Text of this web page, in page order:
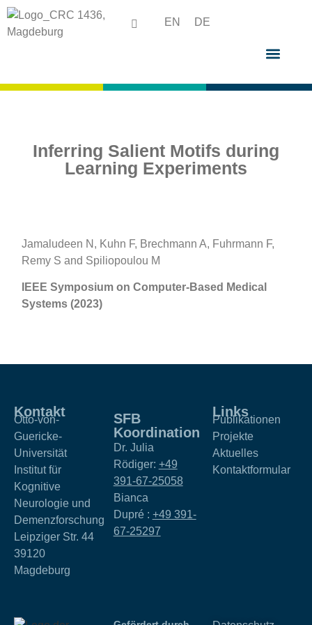
EN DE
Inferring Salient Motifs during
Learning Experiments
Jamaludeen N, Kuhn F, Brechmann A, Fuhrmann F,
Remy S and Spiliopoulou M
IEEE Symposium on Computer-Based Medical
Systems (2023)
Kontakt
Otto-von-
Guericke-
Universität
Institut für
Kognitive
Neurologie und
Demenzforschung
Leipziger Str. 44
39120
Magdeburg
SFB
Koordination
Dr. Julia
Rödiger: +49
391-67-25058
Bianca
Dupré : +49 391-
67-25297
Links
Publikationen
Projekte
Aktuelles
Kontaktformular